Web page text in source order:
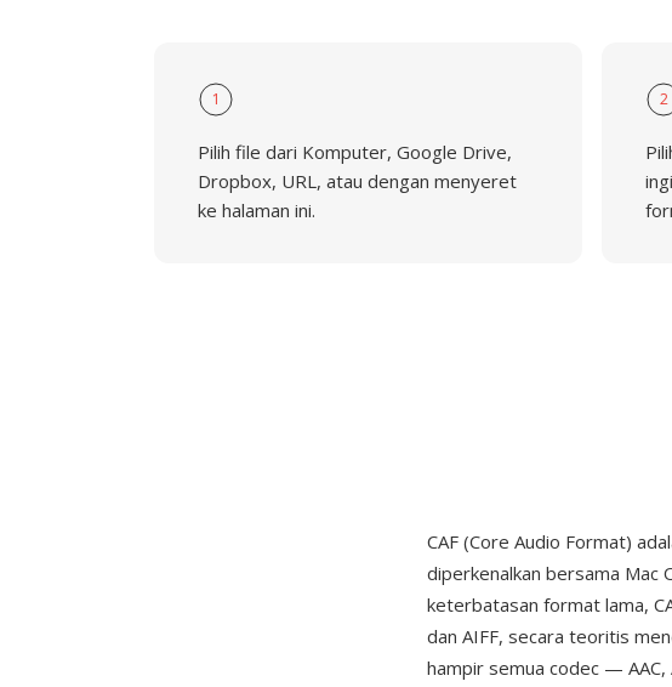
1
Pilih file dari Komputer, Google Drive,
Dropbox, URL, atau dengan menyeret
ke halaman ini.
2
CAF (Core Audio Format)
diperkenalkan bersama Mac
keterbatasan format lama,
dan AIFF, secara teoritis
hampir semua codec — AAC,